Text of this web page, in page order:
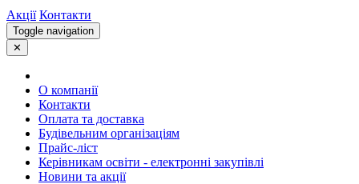
Акції Контакти
Toggle navigation
✕
О компанії
Контакти
Оплата та доставка
Будівельним організаціям
Прайс-ліст
Керівникам освіти - електронні закупівлі
Новини та акції